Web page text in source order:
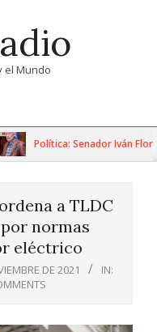
el Mundo
Política: Senador Iván Flores
a TLDC
normas
eléctrico
DE 2021
IN: